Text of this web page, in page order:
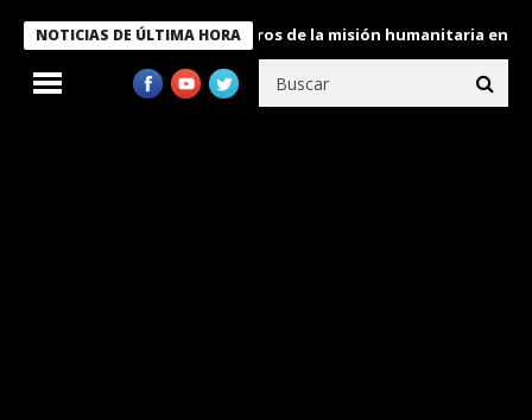
NOTICIAS DE ÚLTIMA HORA
Bukele condecora a miembros de la misión humanitaria enviada